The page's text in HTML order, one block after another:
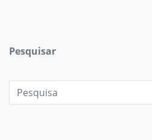
Pesquisar